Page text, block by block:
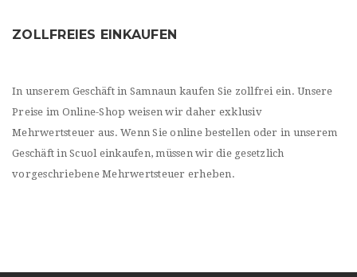
ZOLLFREIES EINKAUFEN
In unserem Geschäft in Samnaun kaufen Sie zollfrei ein. Unsere
Preise im Online-Shop weisen wir daher exklusiv
Mehrwertsteuer aus. Wenn Sie online bestellen oder in unserem
Geschäft in Scuol einkaufen, müssen wir die gesetzlich
vorgeschriebene Mehrwertsteuer erheben.